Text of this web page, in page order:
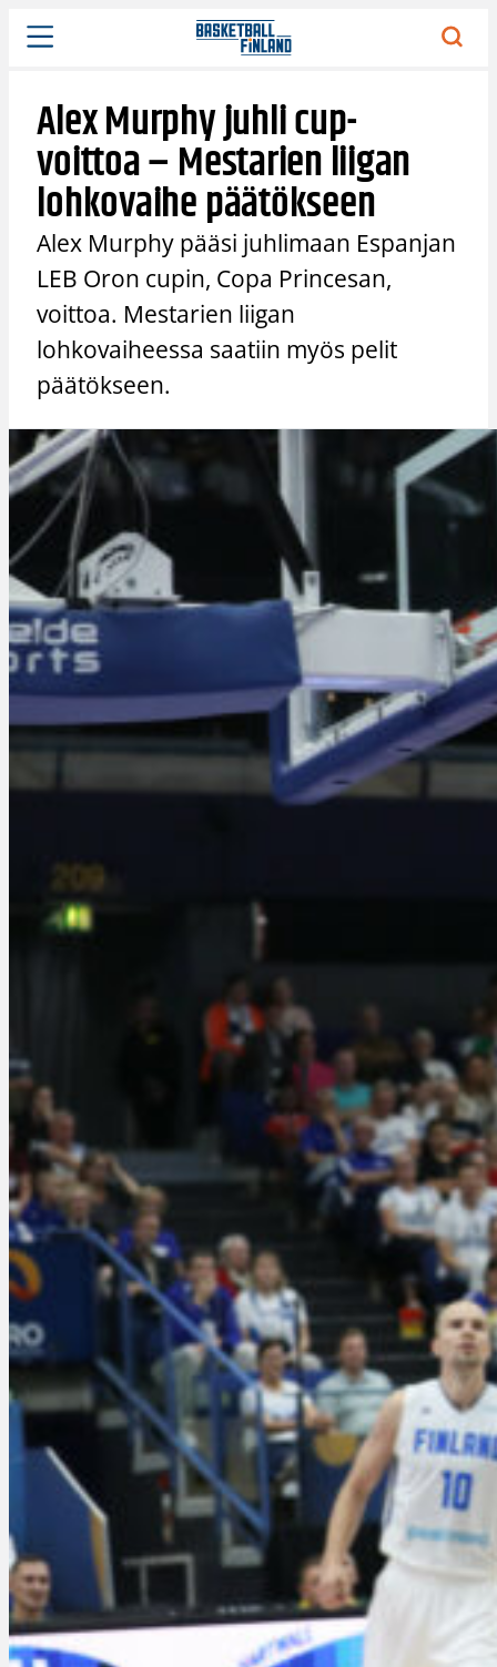
Siirry
sisältöön
Alex Murphy juhli cup-
voittoa – Mestarien liigan
lohkovaihe päätökseen
Alex Murphy pääsi juhlimaan Espanjan
LEB Oron cupin, Copa Princesan,
voittoa. Mestarien liigan
lohkovaiheessa saatiin myös pelit
päätökseen.